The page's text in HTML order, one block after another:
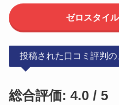
ゼロスタイル
投稿された口コミ評判の
総合評価: 4.0 / 5